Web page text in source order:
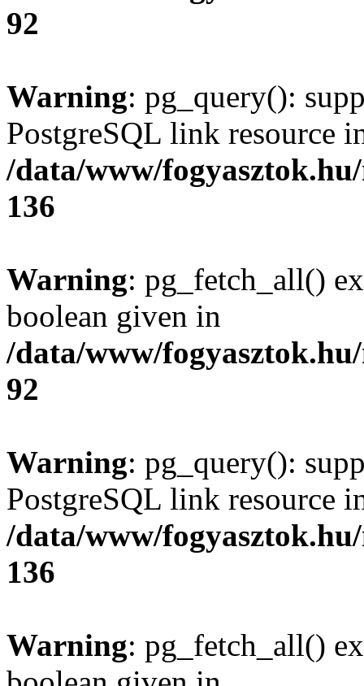
92
Warning: pg_query():
PostgreSQL link resource
/data/www/
136
Warning: pg_fetch_all()
boolean given in
/data/www/
92
Warning: pg_query():
PostgreSQL link resource
/data/www/
136
Warning: pg_fetch_all()